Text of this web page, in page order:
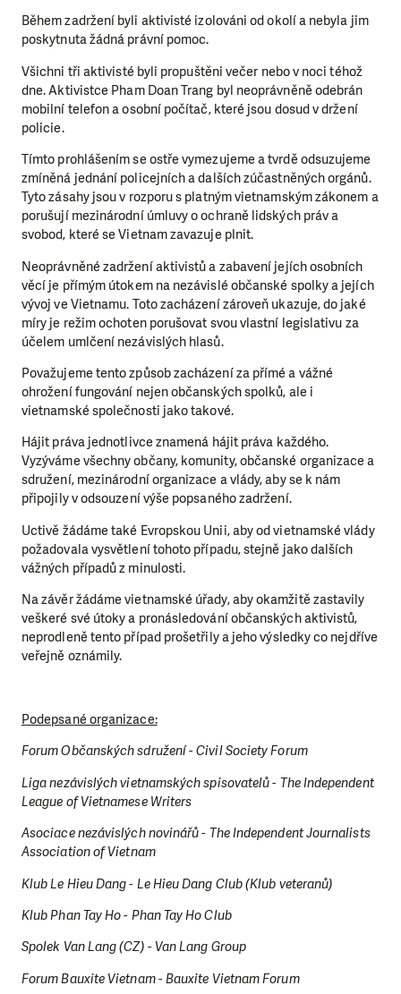
Během zadržení byli aktivisté izolováni od okolí a nebyla jim
poskytnuta žádná právní pomoc.
Všichni tři aktivisté byli propuštěni večer nebo v noci téhož
dne. Aktivistce Pham Doan Trang byl neoprávněně odebrán
mobilní telefon a osobní počítač, které jsou dosud v držení
policie.
Tímto prohlášením se ostře vymezujeme a tvrdě odsuzujeme
zmíněná jednání policejních a dalších zúčastněných orgánů.
Tyto zásahy jsou v rozporu s platným vietnamským zákonem a
porušují mezinárodní úmluvy o ochraně lidských práv a
svobod, které se Vietnam zavazuje plnit.
Neoprávněné zadržení aktivistů a zabavení jejích osobních
věcí je přímým útokem na nezávislé občanské spolky a jejích
vývoj ve Vietnamu. Toto zacházení zároveň ukazuje, do jaké
míry je režim ochoten porušovat svou vlastní legislativu za
účelem umlčení nezávislých hlasů.
Považujeme tento způsob zacházení za přímé a vážné
ohrožení fungování nejen občanských spolků, ale i
vietnamské společnosti jako takové.
Hájit práva jednotlivce znamená hájit práva každého.
Vyzýváme všechny občany, komunity, občanské organizace a
sdružení, mezinárodní organizace a vlády, aby se k nám
připojily v odsouzení výše popsaného zadržení.
Uctivě žádáme také Evropskou Unii, aby od vietnamské vlády
požadovala vysvětlení tohoto případu, stejně jako dalších
vážných případů z minulosti.
Na závěr žádáme vietnamské úřady, aby okamžitě zastavily
veškeré své útoky a pronásledování občanských aktivistů,
neprodleně tento případ prošetřily a jeho výsledky co nejdříve
veřejně oznámily.
Podepsané organizace:
Forum Občanských sdružení - Civil Society Forum
Liga nezávislých vietnamských spisovatelů - The Independent
League of Vietnamese Writers
Asociace nezávislých novinářů - The Independent Journalists
Association of Vietnam
Klub Le Hieu Dang - Le Hieu Dang Club (Klub veteranů)
Klub Phan Tay Ho - Phan Tay Ho Club
Spolek Van Lang (CZ) - Van Lang Group
Forum Bauxite Vietnam - Bauxite Vietnam Forum